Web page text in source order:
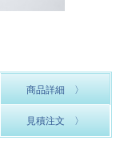
商品詳細 〉
見積注文 〉